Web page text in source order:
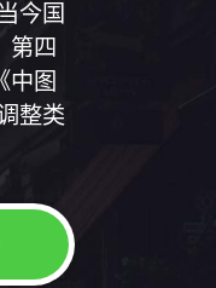
今国
第四
中图
整类